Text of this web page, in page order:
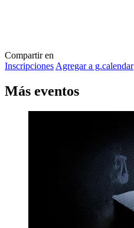
Compartir en
InscripcionesAgregar a g.calendar
Más eventos